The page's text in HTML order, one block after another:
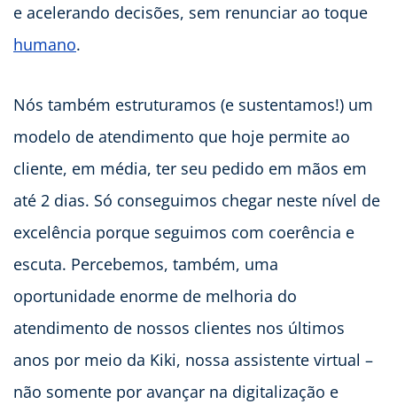
e acelerando decisões, sem renunciar ao toque
humano.
Nós também estruturamos (e sustentamos!) um
modelo de atendimento que hoje permite ao
cliente, em média, ter seu pedido em mãos em
até 2 dias. Só conseguimos chegar neste nível de
excelência porque seguimos com coerência e
escuta. Percebemos, também, uma
oportunidade enorme de melhoria do
atendimento de nossos clientes nos últimos
anos por meio da Kiki, nossa assistente virtual –
não somente por avançar na digitalização e